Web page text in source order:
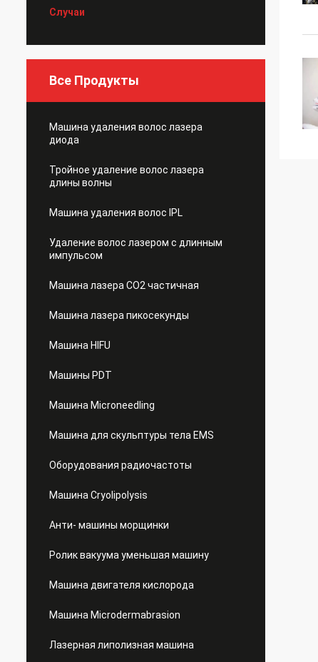
Случаи
Все Продукты
Машина удаления волос лазера
диода
Тройное удаление волос лазера
длины волны
Машина удаления волос IPL
Удаление волос лазером с длинным
импульсом
Машина лазера СО2 частичная
Машина лазера пикосекунды
Машина HIFU
Машины PDT
Машина Microneedling
Машина для скульптуры тела EMS
Оборудования радиочастоты
Машина Cryolipolysis
Анти- машины морщинки
Ролик вакуума уменьшая машину
Машина двигателя кислорода
Машина Microdermabrasion
Лазерная липолизная машина